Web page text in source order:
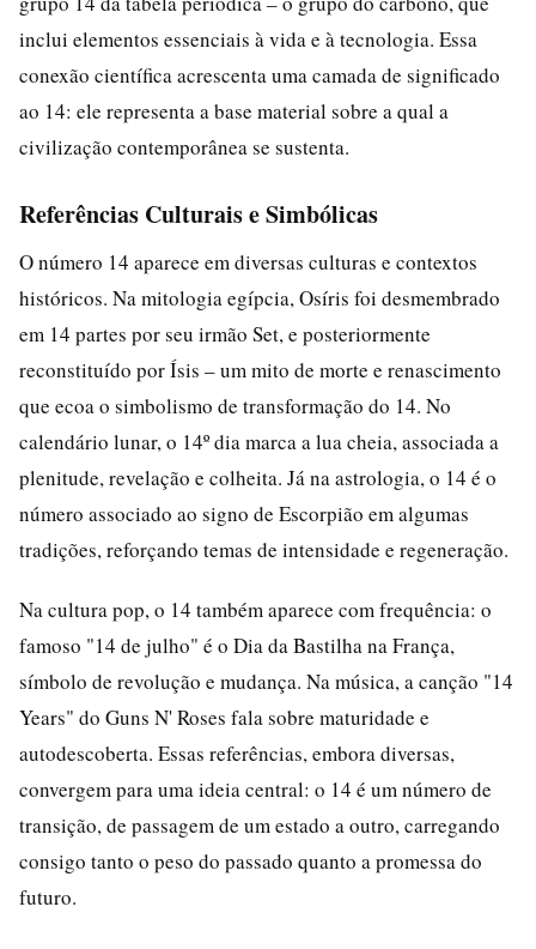
inclui elementos essenciais à vida e à tecnologia. Essa
conexão científica acrescenta uma camada de significado
ao 14: ele representa a base material sobre a qual a
civilização contemporânea se sustenta.
Referências Culturais e Simbólicas
O número 14 aparece em diversas culturas e contextos
históricos. Na mitologia egípcia, Osíris foi desmembrado
em 14 partes por seu irmão Set, e posteriormente
reconstituído por Ísis – um mito de morte e renascimento
que ecoa o simbolismo de transformação do 14. No
calendário lunar, o 14º dia marca a lua cheia, associada a
plenitude, revelação e colheita. Já na astrologia, o 14 é o
número associado ao signo de Escorpião em algumas
tradições, reforçando temas de intensidade e regeneração.
Na cultura pop, o 14 também aparece com frequência: o
famoso "14 de julho" é o Dia da Bastilha na França,
símbolo de revolução e mudança. Na música, a canção "14
Years" do Guns N' Roses fala sobre maturidade e
autodescoberta. Essas referências, embora diversas,
convergem para uma ideia central: o 14 é um número de
transição, de passagem de um estado a outro, carregando
consigo tanto o peso do passado quanto a promessa do
futuro.